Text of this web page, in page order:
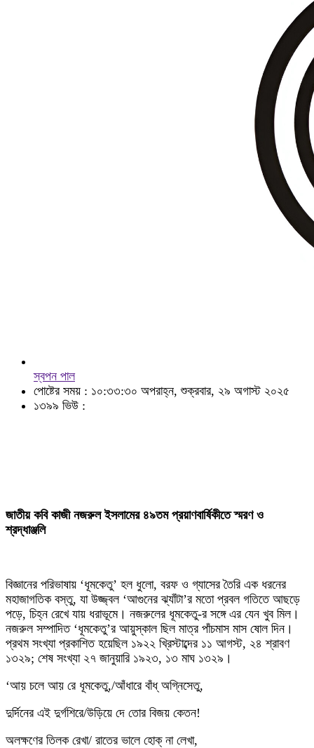
স্বপন পাল
পোষ্টের সময় : ১০:৩৩:৩০ অপরাহ্ন, শুক্রবার, ২৯ অগাস্ট ২০২৫
১৩৯৯ ভিউ :
জাতীয় কবি কাজী নজরুল ইসলামের ৪৯তম প্রয়াণবার্ষিকীতে স্মরণ ও
শ্রদ্ধাঞ্জলি
বিজ্ঞানের পরিভাষায় ‘ধূমকেতু’ হল ধুলো, বরফ ও গ্যাসের তৈরি এক ধরনের
মহাজাগতিক বস্তু, যা উজ্জ্বল ‘আগুনের ঝ্যাঁটা’র মতো প্রবল গতিতে আছড়ে
পড়ে, চিহ্ন রেখে যায় ধরাভূমে। নজরুলের ধূমকেতু-র সঙ্গে এর যেন খুব মিল।
নজরুল সম্পাদিত ‘ধূমকেতু’র আয়ুস্কাল ছিল মাত্র পাঁচমাস মাস ষোল দিন।
প্রথম সংখ্যা প্রকাশিত হয়েছিল ১৯২২ খ্রিস্টাব্দের ১১ আগস্ট, ২৪ শ্রাবণ
১৩২৯; শেষ সংখ্যা ২৭ জানুয়ারি ১৯২৩, ১৩ মাঘ ১৩২৯।
‘আয় চলে আয় রে ধূমকেতু,/আঁধারে বাঁধ্ অগ্নিসেতু,
দুর্দিনের এই দুর্গশিরে/উড়িয়ে দে তোর বিজয় কেতন!
অলক্ষণের তিলক রেখা/ রাতের ভালে হোক্ না লেখা,